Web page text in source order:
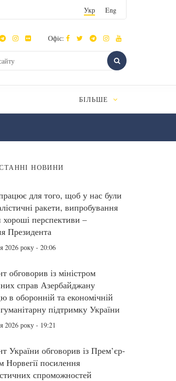
Укр Eng
Офіс:
БІЛЬШЕ
НОВИНИ
для того, щоб у нас були
ракети, випробування
хороші перспективи –
Президента
2026 року - 20:06
обговорив із міністром
справ Азербайджану
в оборонній та економічній
підтримку України
2026 року - 19:21
України обговорив із Прем’єр-
Норвегії посилення
спроможностей